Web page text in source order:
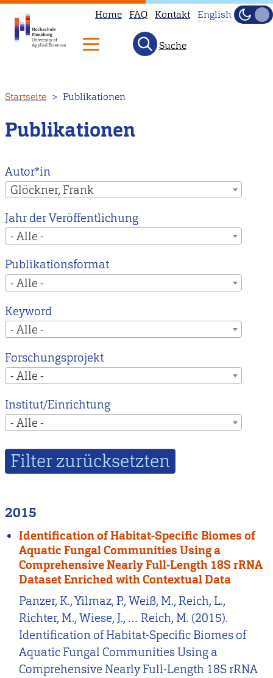
zum
Inhalt
Home FAQ Kontakt
to
our
main
instead.
English
Hell
Suche
Startseite Publikationen
Publikationen
Autor*in
Glöckner, Frank
Jahr der Veröffentlichung
- Alle -
Publikationsformat
- Alle -
Keyword
- Alle -
Forschungsprojekt
- Alle -
Institut/Einrichtung
- Alle -
2015
Identification of Habitat-Specific Biomes of
Aquatic Fungal Communities Using a
Comprehensive Nearly Full-Length 18S rRNA
Dataset Enriched with Contextual Data
Panzer, K., Yilmaz, P., Weiß, M., Reich, L.,
Richter, M., Wiese, J., … Reich, M. (2015).
Identification of Habitat-Specific Biomes of
Aquatic Fungal Communities Using a
Comprehensive Nearly Full-Length 18S rRNA